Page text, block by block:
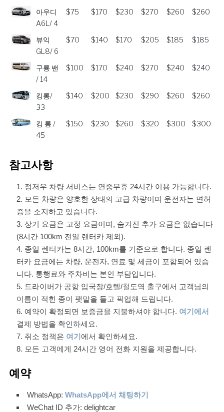
아우디
A6L/ 4
$75 $170 $230 $270 $260 $260
뷰익
GL8/ 6
$70 $140 $170 $205 $185 $185
구룡 밴
/ 14
$100 $170 $240 $270 $240 $240
킹롱/
33
$140 $200 $230 $290 $260 $260
킹 롱 /
45
$150 $230 $260 $320 $300 $300
참고사항
정저우 차량 서비스는 연중무휴 24시간 이용 가능합니다.
모든 차량은 양호한 상태의 고급 차량이며 운전자는 면허
증을 소지하고 있습니다.
상기 요금은 고정 요금이며, 숨겨진 추가 요금은 없습니다
(8시간 100km 전일 렌터카 제외).
종일 렌터카는 8시간, 100km를 기준으로 합니다. 종일 렌
터카 요금에는 차량, 운전자, 연료 및 세금이 포함되어 있습
니다. 통행료와 주차비는 본인 부담입니다.
드라이버가 공항 입국장/호텔/철도역 출구에서 고객님의
이름이 적힌 종이 팻말을 들고 픽업해 드립니다.
예약이 확정되면 보증금을 지불하셔야 합니다. 여기에서
결제 방법을 확인하세요.
취소 정책은 여기 에서 확인하세요.
모든 고객에게 24시간 영어 전화 지원을 제공합니다.
예약
WhatsApp: WhatsApp에서 채팅하기
WeChat ID 추가: delightcar